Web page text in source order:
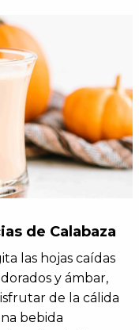
de Calabaza
las hojas caídas
y ámbar,
de la cálida
bebida